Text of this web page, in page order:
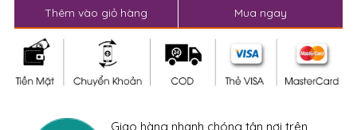
Thêm vào giỏ hàng Mua ngay